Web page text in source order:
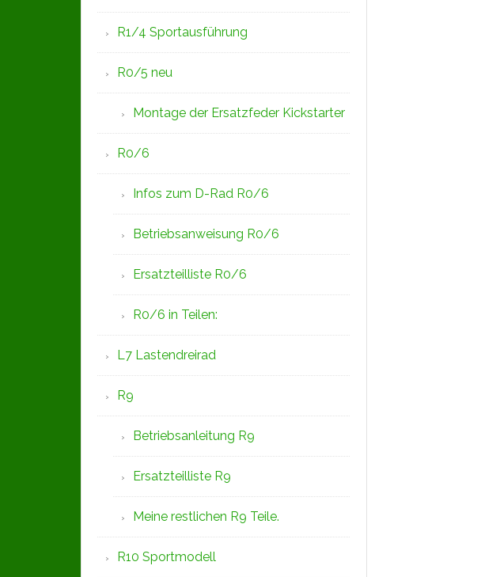
R1/4 Sportausführung
R0/5 neu
Montage der Ersatzfeder Kickstarter
R0/6
Infos zum D-Rad R0/6
Betriebsanweisung R0/6
Ersatzteilliste R0/6
R0/6 in Teilen:
L7 Lastendreirad
R9
Betriebsanleitung R9
Ersatzteilliste R9
Meine restlichen R9 Teile.
R10 Sportmodell